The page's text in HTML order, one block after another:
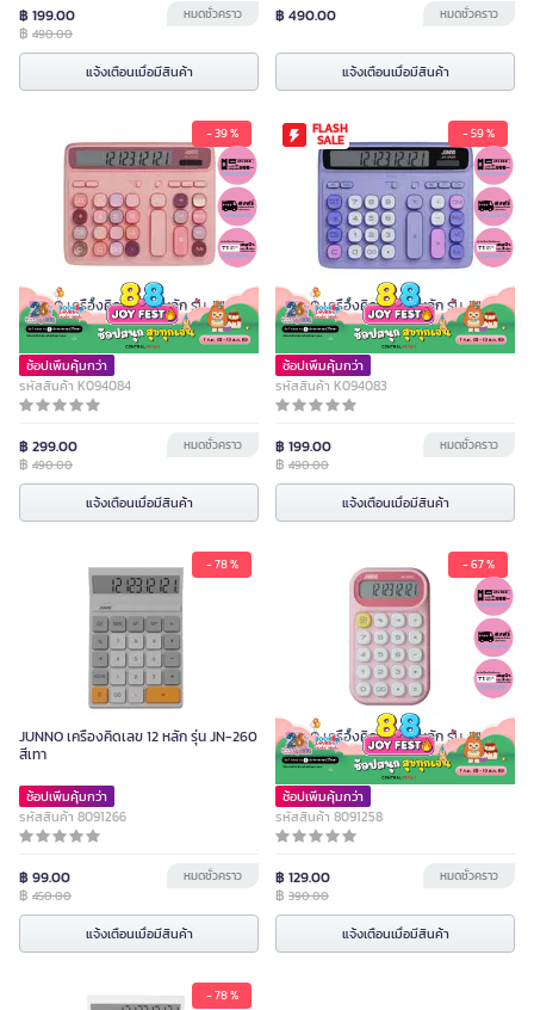
฿ 199.00
฿ 490.00
หมดชั่วคราว
แจ้งเตือนเมื่อมีสินค้า
฿ 490.00 หมดชั่วคราว
แจ้งเตือนเมื่อมีสินค้า
หน่วย
ชิ้น
แจ้งเตือนเมื่อมีสินค้า
- 39 %
JUNNO เครื่องคิดเลข 12 หลัก รุ่น JN-2135
สีชมพู
ช้อปเพิ่มคุ้มกว่า
รหัสสินค้า K094084
฿ 299.00
฿ 490.00
หมดชั่วคราว
แจ้งเตือนเมื่อมีสินค้า
FLASH
SALE - 59 %
JUNNO เครื่องคิดเลข 12 หลัก รุ่น JN-2135
สีม่วง
ช้อปเพิ่มคุ้มกว่า
รหัสสินค้า K094083
฿ 199.00
฿ 490.00
หมดชั่วคราว
แจ้งเตือนเมื่อมีสินค้า
- 78 %
JUNNO เครื่องคิดเลข 12 หลัก รุ่น JN-260
สีเทา
ช้อปเพิ่มคุ้มกว่า
รหัสสินค้า 8091266
฿ 99.00
฿ 450.00
หมดชั่วคราว
แจ้งเตือนเมื่อมีสินค้า
- 67 %
JUNNO เครื่องคิดเลข 12 หลัก รุ่น JN-650
สีชมพู
ช้อปเพิ่มคุ้มกว่า
รหัสสินค้า 8091258
฿ 129.00
฿ 390.00
หมดชั่วคราว
แจ้งเตือนเมื่อมีสินค้า
- 78 %